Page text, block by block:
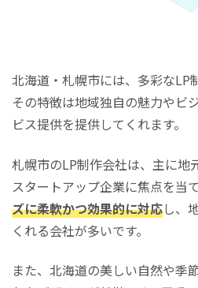
北海道・札幌市には、多彩なLP
その特徴は地域独自の魅力やビ
ビス提供を提供してくれます。
札幌市のLP制作会社は、主に地
スタートアップ企業に焦点を当
ズに柔軟かつ効果的に対応し、
くれる会社が多いです。
また、北海道の美しい自然や季